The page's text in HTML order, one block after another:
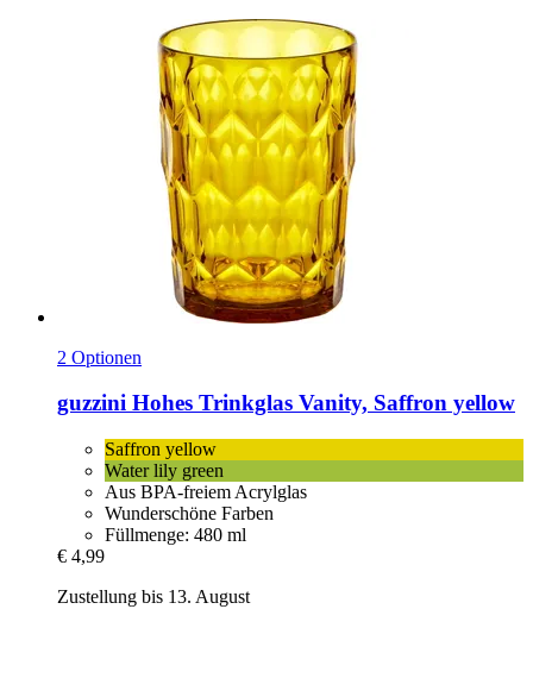
2 Optionen
guzzini Hohes Trinkglas Vanity, Saffron yellow
Saffron yellow
Water lily green
Aus BPA-freiem Acrylglas
Wunderschöne Farben
Füllmenge: 480 ml
€ 4,99
Zustellung bis 13. August